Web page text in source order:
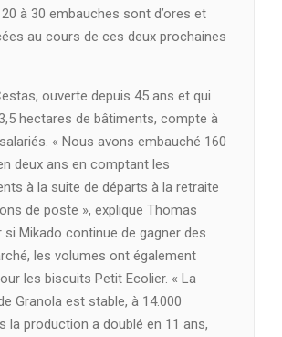
à 30 embauches sont d’ores et
au cours de ces deux prochaines
ouverte depuis 45 ans et qui
hectares de bâtiments, compte à
« Nous avons embauché 160
deux ans en comptant les
à la suite de départs à la retraite
de poste », explique Thomas
si Mikado continue de gagner des
les volumes ont également
les biscuits Petit Ecolier. « La
Granola est stable, à 14.000
la production a doublé en 11 ans,